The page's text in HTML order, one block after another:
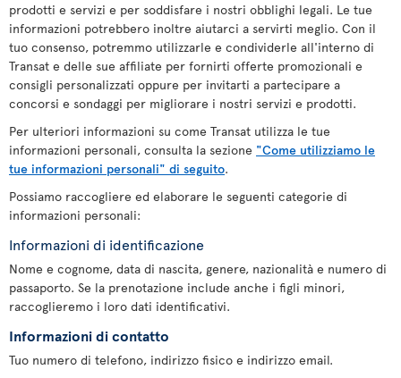
prodotti e servizi e per soddisfare i nostri obblighi legali. Le tue
informazioni potrebbero inoltre aiutarci a servirti meglio. Con il
tuo consenso, potremmo utilizzarle e condividerle all'interno di
Transat e delle sue affiliate per fornirti offerte promozionali e
consigli personalizzati oppure per invitarti a partecipare a
concorsi e sondaggi per migliorare i nostri servizi e prodotti.
Per ulteriori informazioni su come Transat utilizza le tue
informazioni personali, consulta la sezione "Come utilizziamo le
tue informazioni personali" di seguito.
Possiamo raccogliere ed elaborare le seguenti categorie di
informazioni personali:
Informazioni di identificazione
Nome e cognome, data di nascita, genere, nazionalità e numero di
passaporto. Se la prenotazione include anche i figli minori,
raccoglieremo i loro dati identificativi.
Informazioni di contatto
Tuo numero di telefono, indirizzo fisico e indirizzo email.